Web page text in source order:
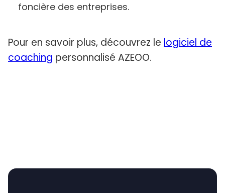
foncière des entreprises.
Pour en savoir plus, découvrez le logiciel de
coaching personnalisé AZEOO.